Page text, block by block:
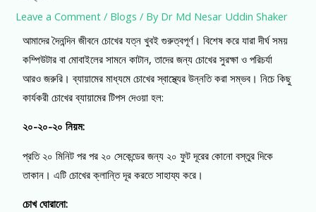
Leave a Comment / Blogs / By Dr Md Nesar Uddin Shaker
আমাদের দৈনন্দিন জীবনে চোখের যত্ন খুবই গুরুত্বপূর্ণ। বিশেষ করে যারা দীর্ঘ সময়
কম্পিউটার বা মোবাইলের সামনে কাটান, তাদের জন্য চোখের সুরক্ষা ও পরিচর্যা
আরও জরুরি। ব্যায়ামের মাধ্যমে চোখের স্বাস্থ্যের উন্নতি করা সম্ভব। নিচে কিছু
কার্যকরী চোখের ব্যায়ামের টিপস দেওয়া হল:
২০-২০-২০ নিয়ম:
প্রতি ২০ মিনিট পর পর ২০ সেকেন্ডের জন্য ২০ ফুট দূরের কোনো বস্তুর দিকে
তাকান। এটি চোখের ক্লান্তি দূর করতে সাহায্য করে।
চোখ ঘোরানো: